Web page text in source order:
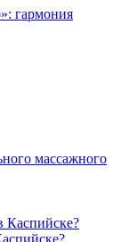
гармония
массажного